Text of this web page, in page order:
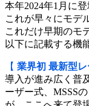
本年2024年1月に
これが早々にモデ
これだけ早期のモ
以下に記載する機
【 業界初 最新型
導入が進み広く普
ーザー式、MSSS